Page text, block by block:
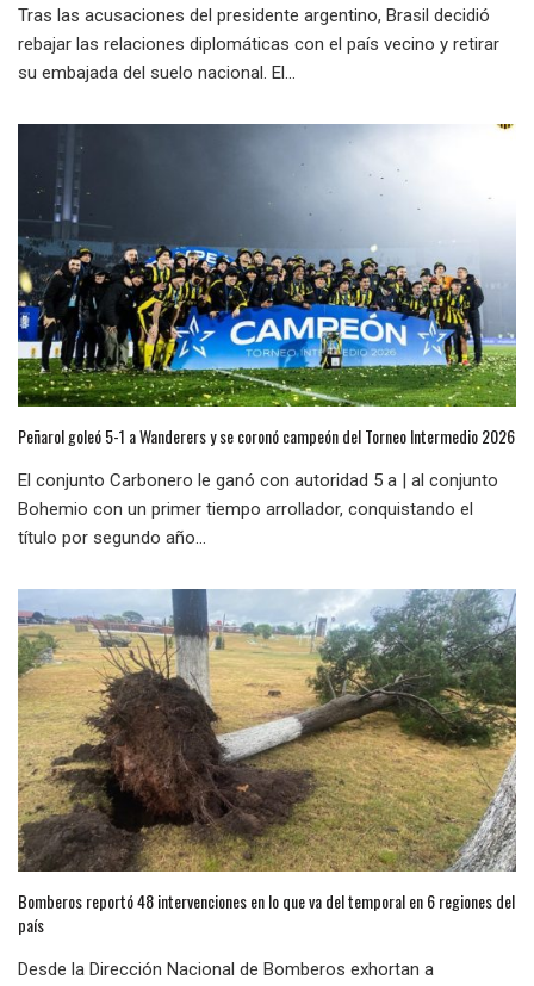
Tras las acusaciones del presidente argentino, Brasil decidió
rebajar las relaciones diplomáticas con el país vecino y retirar
su embajada del suelo nacional. El...
Peñarol goleó 5-1 a Wanderers y se coronó campeón del Torneo Intermedio 2026
El conjunto Carbonero le ganó con autoridad 5 a | al conjunto
Bohemio con un primer tiempo arrollador, conquistando el
título por segundo año...
Bomberos reportó 48 intervenciones en lo que va del temporal en 6 regiones del
país
Desde la Dirección Nacional de Bomberos exhortan a